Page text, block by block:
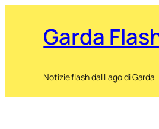
Garda
Notizie flash dal Lago di Garda